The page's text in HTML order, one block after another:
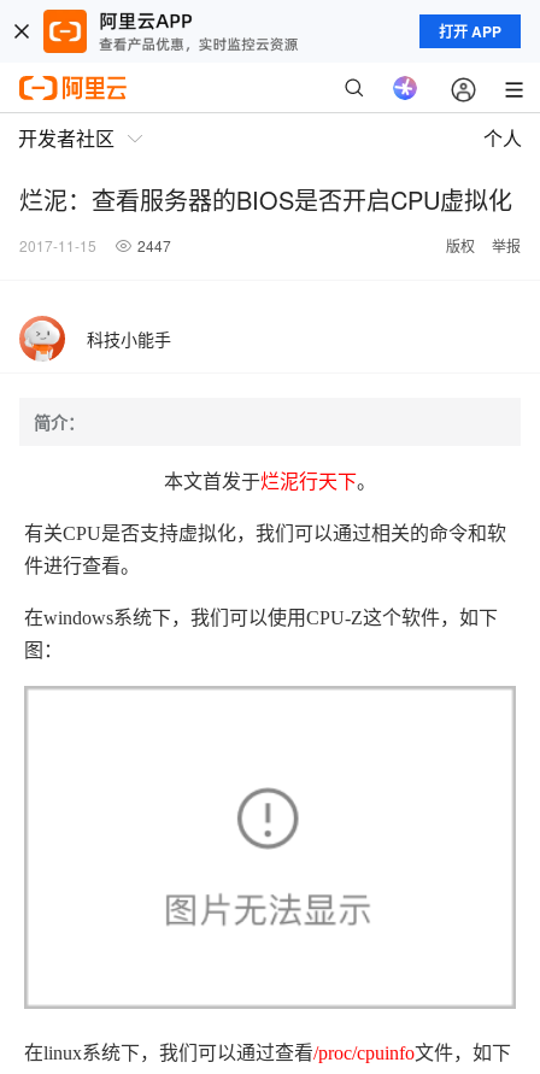
打开 APP
开发者社区 个人
烂泥：查看服务器的BIOS是否开启CPU虚拟化
2017-11-15 2447 版权 举报
科技小能手
简介：
本文首发于烂泥行天下。
有关CPU是否支持虚拟化，我们可以通过相关的命令和软
件进行查看。
在windows系统下，我们可以使用CPU-Z这个软件，如下
图：
在linux系统下，我们可以通过查看/proc/cpuinfo文件，如下